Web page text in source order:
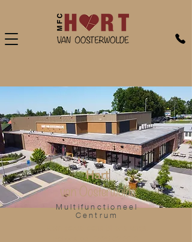
Hart
van Oosterwolde
Multifunctioneel
Centrum